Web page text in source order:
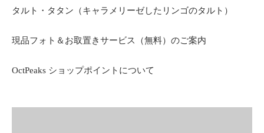
タルト・タタン（キャラメリーゼしたリンゴのタルト）
現品フォト＆お取置きサービス（無料）のご案内
OctPeaks ショップポイントについて